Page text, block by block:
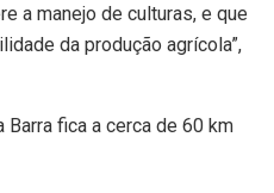
a manejo de culturas, e que
da produção agrícola”,
Barra fica a cerca de 60 km